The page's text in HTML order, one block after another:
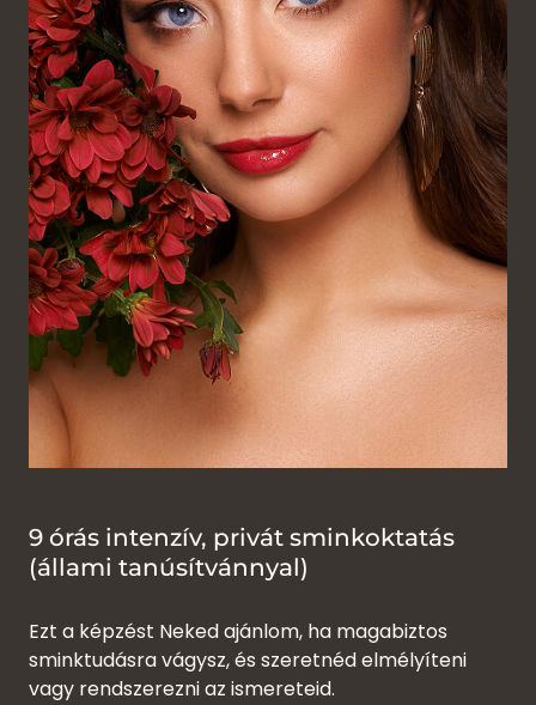
9 órás intenzív, privát sminkoktatás
(állami tanúsítvánnyal)
Ezt a képzést Neked ajánlom, ha magabiztos
sminktudásra vágysz, és szeretnéd elmélyíteni
vagy rendszerezni az ismereteid.